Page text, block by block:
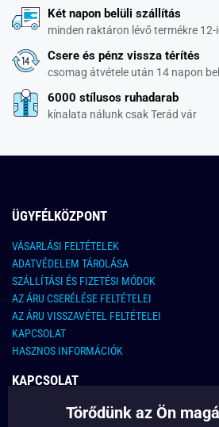
Két napon belüli szállítás
minden raktáron lévő termékre 12-
Csere és pénz vissza térítés
csomag átvétele után 14 napon
6000 stílusos ruhadarab
kínalata nálunk csak Terád vár
ÜGYFÉLKÖZPONT
VÁSARLÁSI FELTÉTELEK
ADATVÉDELEM TÁROLÁSA
SZÁLLÍTÁSI ÉS FIZETÉSI MÓDOK
AZ ÁRU CSERÉLÉSE FELTÉTELEI
AZ ÁRU VISSZAVÉTEL FELTÉTELEI
KAPCSOLAT
HASZNOS INFORMÁCIÓK
KAPCSOLAT
E-MAIL CÍM:
Törődünk az Ön